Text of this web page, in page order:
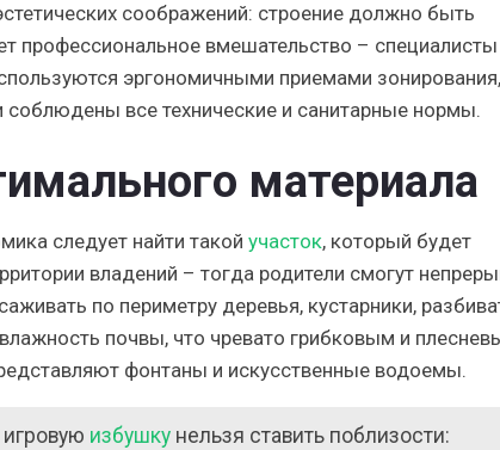
соображений: строение должно быть
профессиональное вмешательство – специалисты
эргономичными приемами зонирования,
все технические и санитарные нормы.
материала
следует найти такой участок, который будет
владений – тогда родители смогут
по периметру деревья, кустарники,
почвы, что чревато грибковым и
фонтаны и искусственные водоемы.
избушку нельзя ставить поблизости: